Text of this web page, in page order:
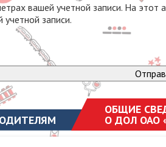
вашей учетной записи. На
записи.
ОБЩИЕ
О ДОЛ ОАО